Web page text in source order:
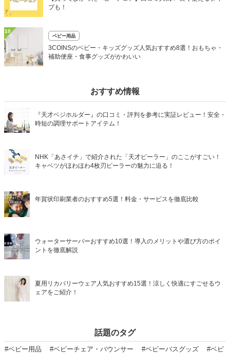
プも！
10
ベビー用品
3COINSのベビー・キッズグッズ人気おすすめ8選！おもちゃ・
補助便座・食事グッズがかわいい
おすすめ情報
『天才ベジホルダー』の口コミ・評判を参考に実証レビュー！安全・
時短の調理サポートアイテム！
NHK「あさイチ」で紹介された「天才ピーラー」のここがすごい！
キャベツがほわほわ4枚刃ピーラーの魅力に迫る！
年賀状印刷業者のおすすめ5選！料金・サービスを徹底比較
ウォーターサーバーおすすめ10選！導入のメリットや選び方のポイ
ントを徹底解説
夏用リカバリーウェア人気おすすめ15選！涼しく快適にすごせるウ
ェアをご紹介！
話題のタグ
#ベビー用品 #ベビーチェア・バウンサー #ベビーバスグッズ
#ベビ